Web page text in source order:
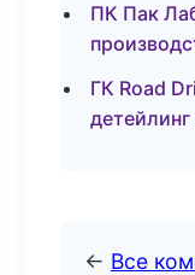
ПК Пак
ГК Road
← Все